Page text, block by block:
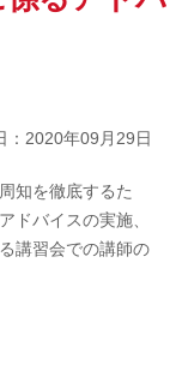
：2020年09月29日
知を徹底するた
ドバイスの実施、
講習会での講師の